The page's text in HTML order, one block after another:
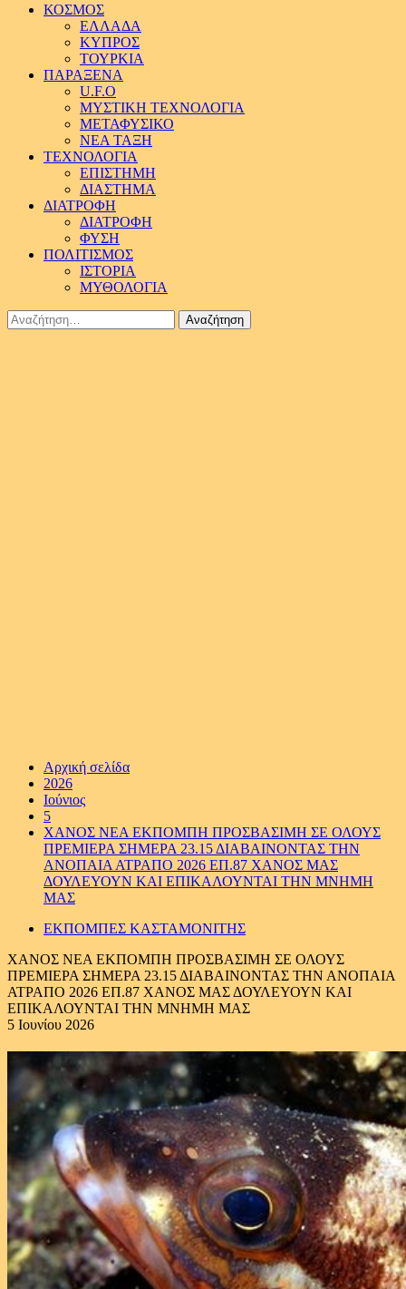
ΚΟΣΜΟΣ
ΕΛΛΑΔΑ
ΚΥΠΡΟΣ
ΤΟΥΡΚΙΑ
ΠΑΡΑΞΕΝΑ
U.F.O
ΜΥΣΤΙΚΗ ΤΕΧΝΟΛΟΓΙΑ
ΜΕΤΑΦΥΣΙΚΟ
ΝΕΑ ΤΑΞΗ
ΤΕΧΝΟΛΟΓΙΑ
ΕΠΙΣΤΗΜΗ
ΔΙΑΣΤΗΜΑ
ΔΙΑΤΡΟΦΗ
ΔΙΑΤΡΟΦΗ
ΦΥΣΗ
ΠΟΛΙΤΙΣΜΟΣ
ΙΣΤΟΡΙΑ
ΜΥΘΟΛΟΓΙΑ
Αναζήτηση
για:
Αρχική σελίδα
2026
Ιούνιος
5
ΧΑΝΟΣ ΝΕΑ ΕΚΠΟΜΠΗ ΠΡΟΣΒΑΣΙΜΗ ΣΕ ΟΛΟΥΣ
ΠΡΕΜΙΕΡΑ ΣΗΜΕΡΑ 23.15 ΔΙΑΒΑΙΝΟΝΤΑΣ ΤΗΝ
ΑΝΟΠΑΙΑ ΑΤΡΑΠΟ 2026 ΕΠ.87 ΧΑΝΟΣ ΜΑΣ
ΔΟΥΛΕΥΟΥΝ ΚΑΙ ΕΠΙΚΑΛΟΥΝΤΑΙ ΤΗΝ ΜΝΗΜΗ
ΜΑΣ
ΕΚΠΟΜΠΕΣ ΚΑΣΤΑΜΟΝΙΤΗΣ
ΧΑΝΟΣ ΝΕΑ ΕΚΠΟΜΠΗ ΠΡΟΣΒΑΣΙΜΗ ΣΕ ΟΛΟΥΣ
ΠΡΕΜΙΕΡΑ ΣΗΜΕΡΑ 23.15 ΔΙΑΒΑΙΝΟΝΤΑΣ ΤΗΝ ΑΝΟΠΑΙΑ
ΑΤΡΑΠΟ 2026 ΕΠ.87 ΧΑΝΟΣ ΜΑΣ ΔΟΥΛΕΥΟΥΝ ΚΑΙ
ΕΠΙΚΑΛΟΥΝΤΑΙ ΤΗΝ ΜΝΗΜΗ ΜΑΣ
5 Ιουνίου 2026